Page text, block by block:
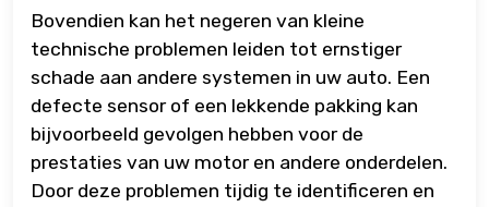
Bovendien kan het negeren van kleine
technische problemen leiden tot ernstiger
schade aan andere systemen in uw auto. Een
defecte sensor of een lekkende pakking kan
bijvoorbeeld gevolgen hebben voor de
prestaties van uw motor en andere onderdelen.
Door deze problemen tijdig te identificeren en